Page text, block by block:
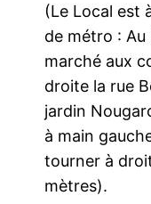
(Le Local est
de métro : Au
marché aux
droite la rue
jardin
à main
tourner à
mètres).